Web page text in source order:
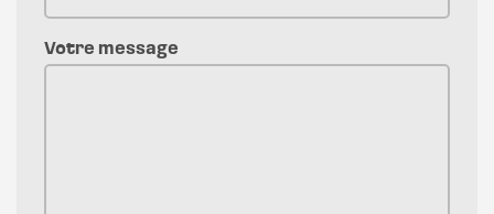
Votre message